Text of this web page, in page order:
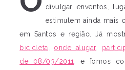
divulgar enventos,
estimulem ainda mais
em Santos e região. Já
bicicleta
onde alugar,
de 08/03/2011
, e fomos